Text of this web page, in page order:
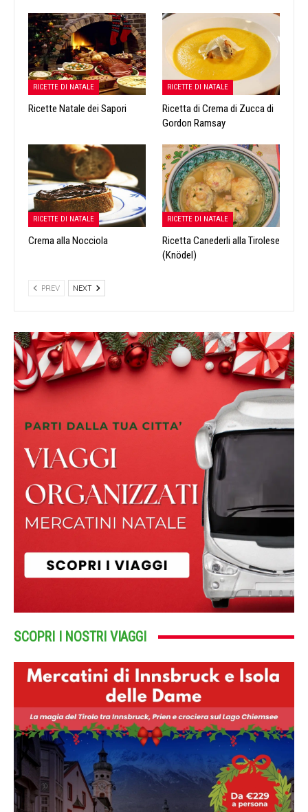
RICETTE DI NATALE
Ricette Natale dei Sapori
RICETTE DI NATALE
Ricetta di Crema di Zucca di
Gordon Ramsay
RICETTE DI NATALE
Crema alla Nocciola
RICETTE DI NATALE
Ricetta Canederli alla Tirolese
(Knödel)
PREV NEXT
SCOPRI I NOSTRI VIAGGI